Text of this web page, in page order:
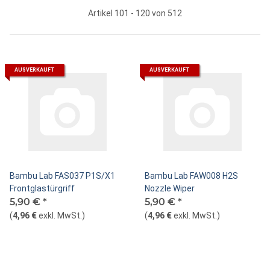
Artikel 101 - 120 von 512
AUSVERKAUFT
Bambu Lab FAS037 P1S/X1
Frontglastürgriff
5,90 € *
(4,96 €exkl. MwSt. )
AUSVERKAUFT
Bambu Lab FAW008 H2S
Nozzle Wiper
5,90 € *
(4,96 €exkl. MwSt. )